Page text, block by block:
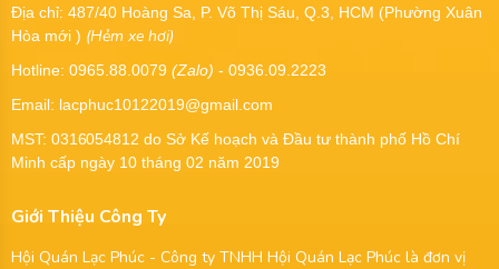
Địa chỉ: 487/40 Hoàng Sa, P. Võ Thị Sáu, Q.3, HCM (Phường Xuân
Hòa mới ) (Hẻm xe hơi)
Hotline: 0965.88.0079 (Zalo) - 0936.09.2223
Email: lacphuc10122019@gmail.com
MST: 0316054812 do Sở Kế hoạch và Đầu tư thành phố Hồ Chí
Minh cấp ngày 10 tháng 02 năm 2019
Giới Thiệu Công Ty
Hội Quán Lạc Phúc - Công ty TNHH Hội Quán Lạc Phúc là đơn vị